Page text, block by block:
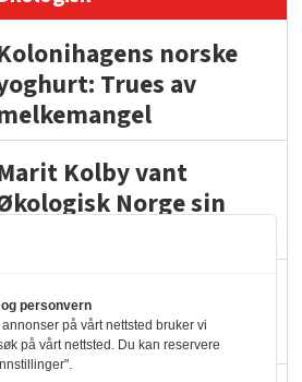
norske
Trues av
Kolby vant
Norge sin
i butikkhylla
personvern
på vårt nettsted bruker vi
på vårt nettsted. Du kan reservere